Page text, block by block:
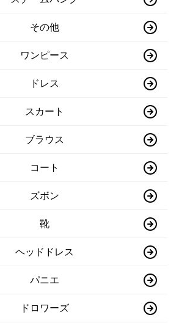
その他
ワンピース
ドレス
スカート
ブラウス
コート
ズボン
靴
ヘッドドレス
パニエ
ドロワーズ